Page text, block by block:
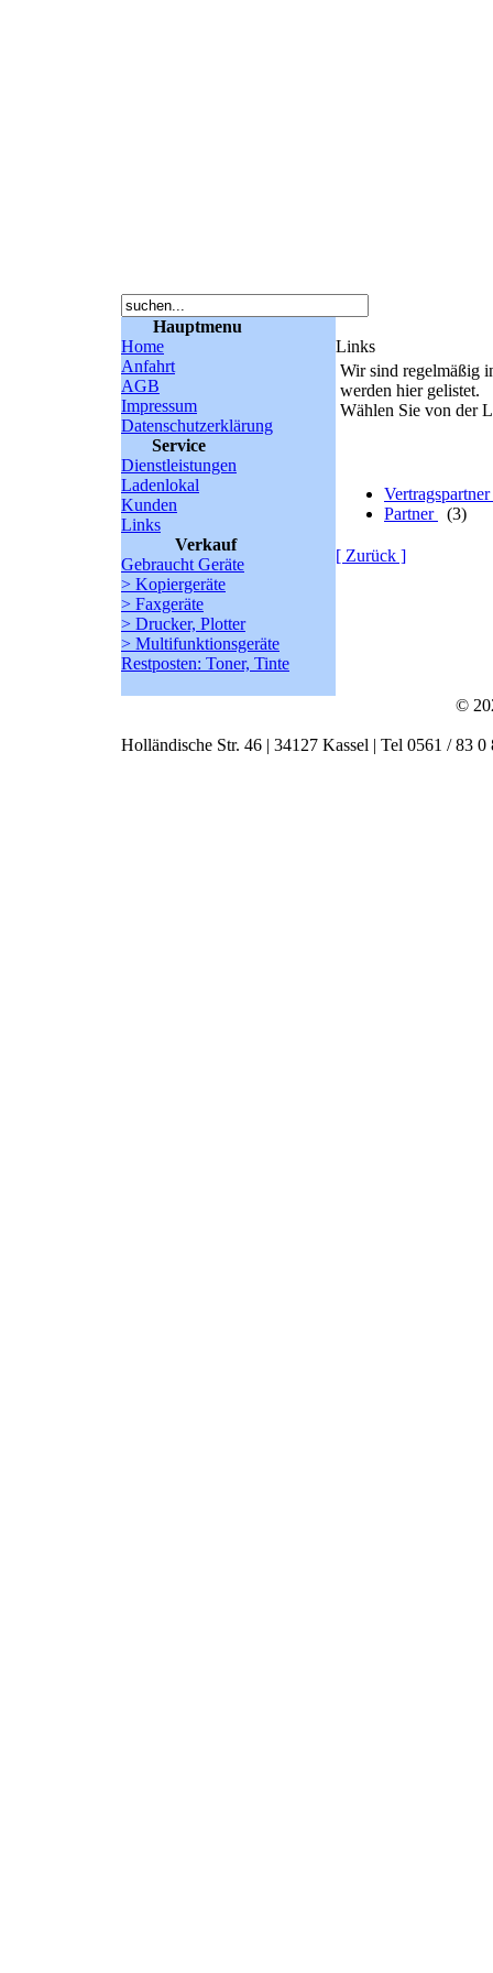
Hauptmenu
Home
Anfahrt
AGB
Impressum
Datenschutzerklärung
Service
Dienstleistungen
Ladenlokal
Kunden
Links
Verkauf
Gebraucht Geräte
> Kopiergeräte
> Faxgeräte
> Drucker, Plotter
> Multifunktionsgeräte
Restposten: Toner, Tinte
Links
Wir sind regelmäßig
werden hier gelistet.
Wählen Sie von der
Vertragspartner
Partner
(3)
[ Zurück ]
©
Holländische Str. 46 | 34127 Kassel | Tel 0561 / 83 0